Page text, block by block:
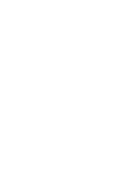
Ihren Urlaub in
und Jávea)
Blanca